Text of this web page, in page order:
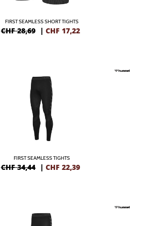
FIRST SEAMLESS SHORT TIGHTS
CHF 28,69 | CHF 17,22
FIRST SEAMLESS TIGHTS
CHF 34,44 | CHF 22,39